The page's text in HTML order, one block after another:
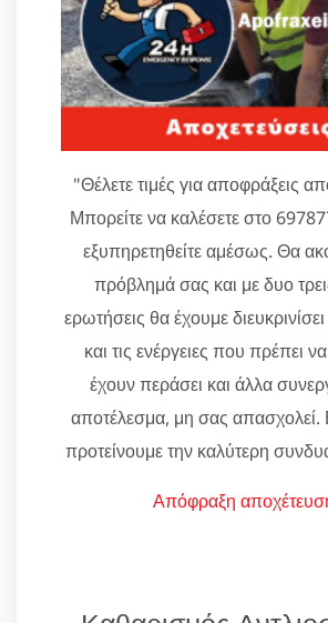
"Θέλετε τιμές για αποφράξεις
Μπορείτε να καλέσετε στο
εξυπηρετηθείτε αμέσως. Θα
πρόβλημά σας και με δυο
ερωτήσεις θα έχουμε
και τις ενέργειες που πρέπει
έχουν περάσει και άλλα
αποτέλεσμα, μη σας απασχολεί.
προτείνουμε την καλύτερη
Απόφραξη